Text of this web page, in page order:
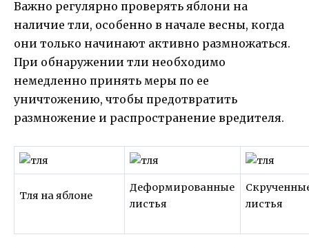
Важно регулярно проверять яблони на
наличие тли, особенно в начале весны, когда
они только начинают активно размножаться.
При обнаружении тли необходимо
немедленно принять меры по ее
уничтожению, чтобы предотвратить
размножение и распространение вредителя.
Тля на яблоне
Деформированные
листья
листья